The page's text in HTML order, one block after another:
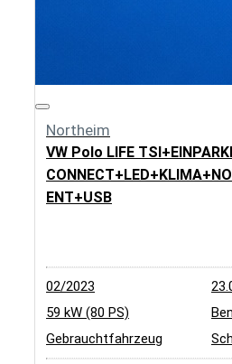
Northeim
VW Polo LIFE
ENT+USB
02/2023
59 kW (80 PS)
Gebrauchtfahrzeug